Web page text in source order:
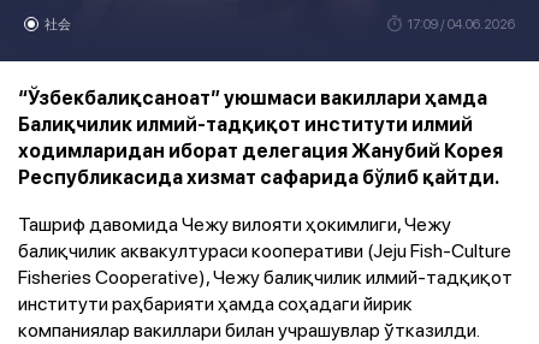
社会 17:09 / 04.06.2026
“Ўзбекбалиқсаноат” уюшмаси вакиллари ҳамда
Балиқчилик илмий-тадқиқот институти илмий
ходимларидан иборат делегация Жанубий Корея
Республикасида хизмат сафарида бўлиб қайтди.
Ташриф давомида Чежу вилояти ҳокимлиги, Чежу
балиқчилик аквакултураси кооперативи (Jeju Fish-Culture
Fisheries Cooperative), Чежу балиқчилик илмий-тадқиқот
институти раҳбарияти ҳамда соҳадаги йирик
компаниялар вакиллари билан учрашувлар ўтказилди.